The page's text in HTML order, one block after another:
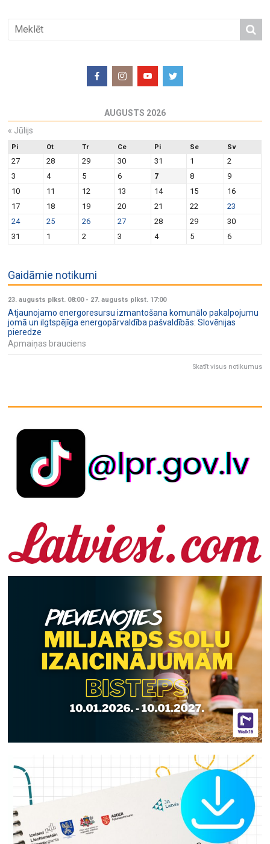
AUGUSTS 2026
« Jūlijs
Pi Ot Tr Ce Pi Se Sv
27 28 29 30 31 1
2
3
4 5 6 7 8
9
10
11 12 13 14 15
16
17
18 19 20 21 22
23
24
25 26 27 28 29
30
31
1 2 3 4 5 6
Gaidāmie notikumi
23. augusts plkst. 08:00- 27. augusts plkst. 17:00
Atjaunojamo energoresursu izmantošana komunālo pakalpojumu
jomā un ilgtspējīga energopārvaldība pašvaldībās: Slovēnijas
pieredze
Apmaiņas brauciens
Skatīt visus notikumus